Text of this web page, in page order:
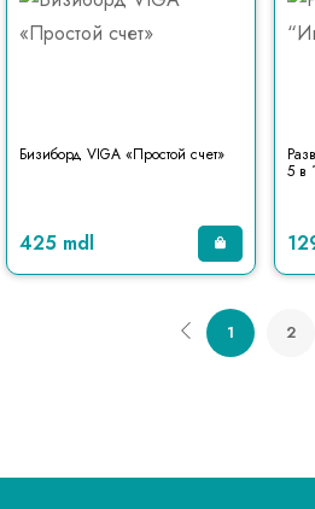
Бизиборд VIGA «Простой счет»
425 mdl
5 в
1 2